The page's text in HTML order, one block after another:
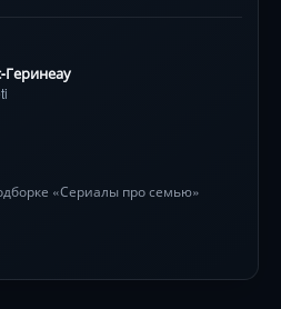
печальные поражения и
обретет новую жизнь.
«Сериалы про семью»